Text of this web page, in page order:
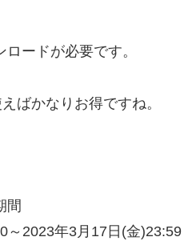
ードが必要です。
ばかなりお得ですね。
間
～2023年3月17日(金)23:59